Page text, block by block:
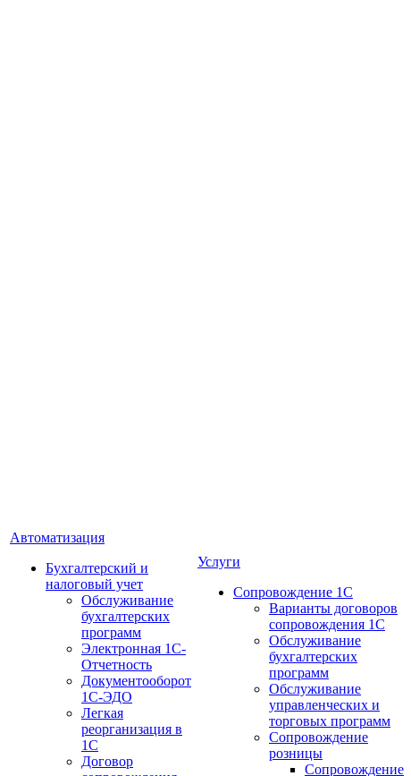
Автоматизация
Бухгалтерский и
налоговый учет
Обслуживание
бухгалтерских
программ
Электронная 1С-
Отчетность
Документооборот
1С-ЭДО
Легкая
реорганизация в
1С
Договор
Услуги
Сопровождение 1С
Варианты договоров
сопровождения 1С
Обслуживание
бухгалтерских
программ
Обслуживание
управленческих и
торговых программ
Сопровождение
розницы
Сопровождение